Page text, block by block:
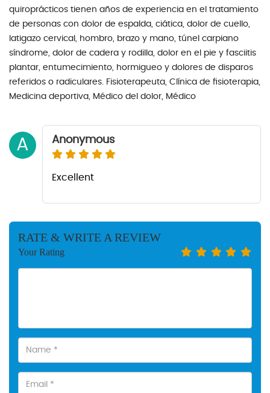
quiroprácticos tienen años de experiencia en el tratamiento
de personas con dolor de espalda, ciática, dolor de cuello,
latigazo cervical, hombro, brazo y mano, túnel carpiano
síndrome, dolor de cadera y rodilla, dolor en el pie y fasciitis
plantar, entumecimiento, hormigueo y dolores de disparos
referidos o radiculares. Fisioterapeuta, Clínica de fisioterapia,
Medicina deportiva, Médico del dolor, Médico
A Anonymous
Excellent
RATE & WRITE A REVIEW
Your Rating